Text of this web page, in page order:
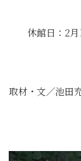
休館日：2
取材・文／池田